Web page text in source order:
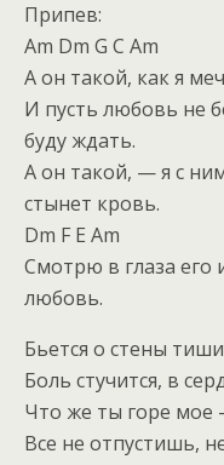
Припев:
Am Dm G C Am
А он такой, как я
И пусть любовь не
буду ждать.
А он такой, — я с
стынет кровь.
Dm F E Am
Смотрю в глаза его
любовь.
Бьется о стены
Боль стучится, в
Что же ты горе мое
Все не отпустишь,